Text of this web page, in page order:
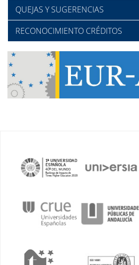
QUEJAS Y SUGERENCIAS
RECONOCIMIENTO CRÉDITOS